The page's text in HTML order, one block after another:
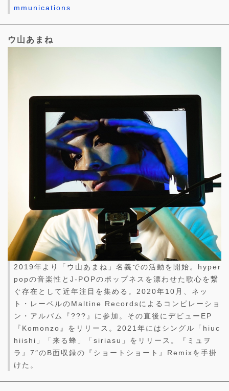
mmunications
ウ山あまね
2019年より「ウ山あまね」名義での活動を開始。hyper
popの音楽性とJ-POPのポップネスを漂わせた歌心を繋
ぐ存在として近年注目を集める。2020年10月、ネッ
ト・レーベルのMaltine Recordsによるコンピレーショ
ン・アルバム『???』に参加。その直後にデビューEP
『Komonzo』をリリース。2021年にはシングル「hiuc
hiishi」「来る蜂」「siriasu」をリリース。『ミュヲ
ラ』7″のB面収録の『ショートショート』Remixを手掛
けた。